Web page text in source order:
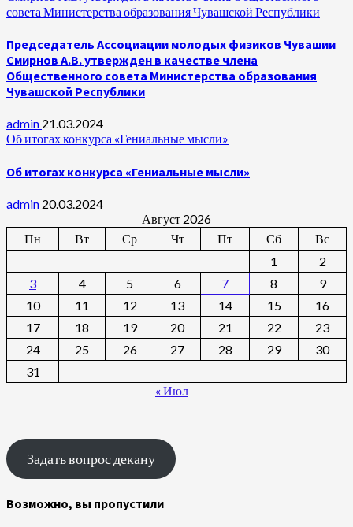
совета Министерства образования Чувашской Республики
Председатель Ассоциации молодых физиков Чувашии
Смирнов А.В. утвержден в качестве члена
Общественного совета Министерства образования
Чувашской Республики
admin 21.03.2024
Об итогах конкурса «Гениальные мысли»
Об итогах конкурса «Гениальные мысли»
admin 20.03.2024
Август 2026
Пн
Вт Ср Чт Пт Сб
Вс
1
2
3
4 5 6 7 8
9
10
11 12 13 14 15
16
17
18 19 20 21 22
23
24
25 26 27 28 29
30
31
« Июл
Задать вопрос декану
Возможно, вы пропустили